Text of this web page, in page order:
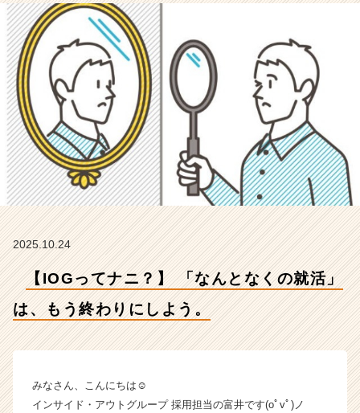
う
終
わ
り
に
し
よ
う。
【イ
ン
サ
イ
ト
グ
ル
ー
イ
ム
2025.10.24
【IOGってナニ？】 「なんとなくの就活」
は、もう終わりにしよう。
みなさん、こんにちは☺
インサイド・アウトグループ 採用担当の富井です(oﾟvﾟ)ノ